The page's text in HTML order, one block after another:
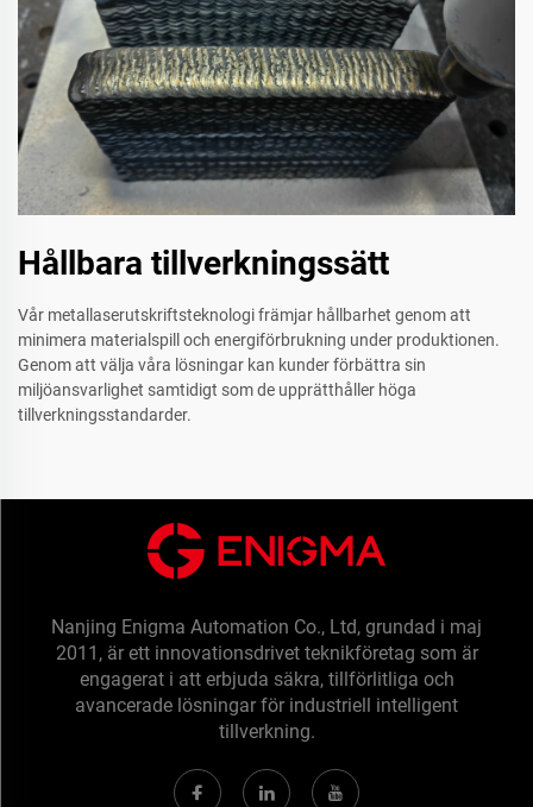
Hållbara tillverkningssätt
Vår metallaserutskriftsteknologi främjar hållbarhet genom att
minimera materialspill och energiförbrukning under produktionen.
Genom att välja våra lösningar kan kunder förbättra sin
miljöansvarlighet samtidigt som de upprätthåller höga
tillverkningsstandarder.
Nanjing Enigma Automation Co., Ltd, grundad i maj
2011, är ett innovationsdrivet teknikföretag som är
engagerat i att erbjuda säkra, tillförlitliga och
avancerade lösningar för industriell intelligent
tillverkning.